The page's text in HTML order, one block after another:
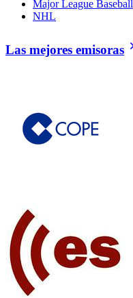
Major League Baseball
NHL
Las mejores emisoras